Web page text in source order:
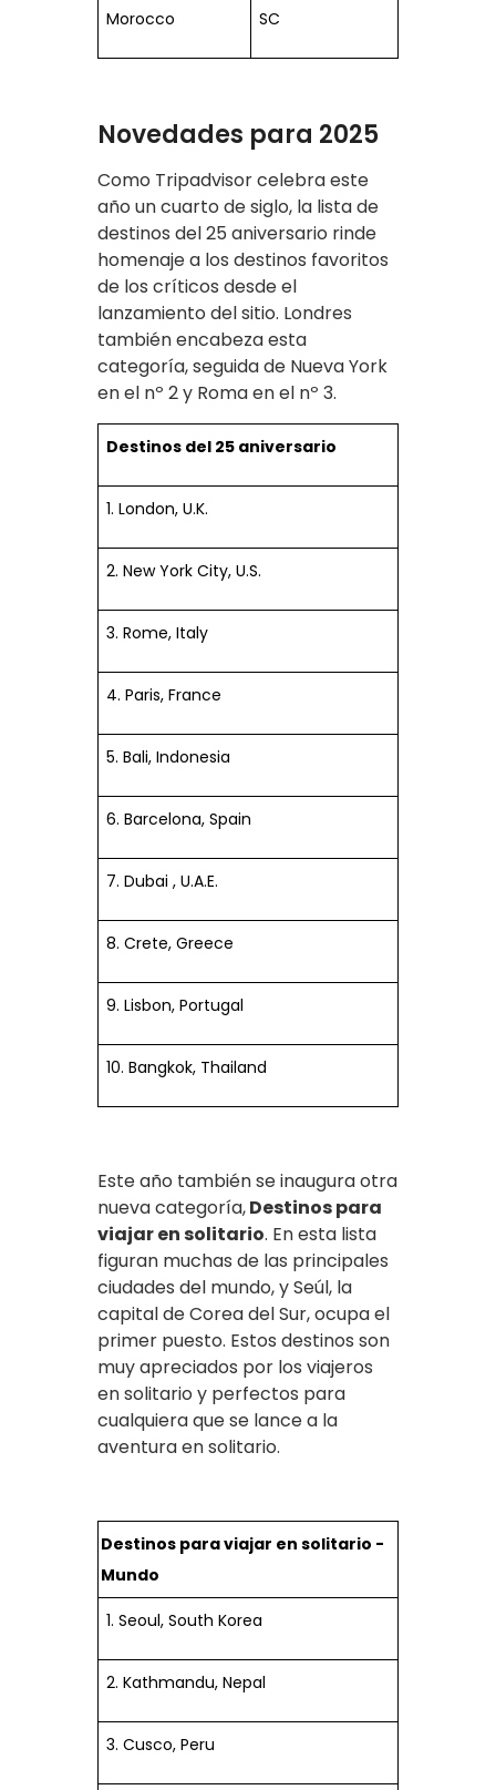
Morocco
SC
Novedades para 2025
Como Tripadvisor celebra este
año un cuarto de siglo, la lista de
destinos del 25 aniversario rinde
homenaje a los destinos favoritos
de los críticos desde el
lanzamiento del sitio. Londres
también encabeza esta
categoría, seguida de Nueva York
en el nº 2 y Roma en el nº 3.
Destinos del 25 aniversario
1. London, U.K.
2. New York City, U.S.
3. Rome, Italy
4. Paris, France
5. Bali, Indonesia
6. Barcelona, Spain
7. Dubai , U.A.E.
8. Crete, Greece
9. Lisbon, Portugal
10. Bangkok, Thailand
Este año también se inaugura otra
nueva categoría,Destinos para
viajar en solitario. En esta lista
figuran muchas de las principales
ciudades del mundo, y Seúl, la
capital de Corea del Sur, ocupa el
primer puesto. Estos destinos son
muy apreciados por los viajeros
en solitario y perfectos para
cualquiera que se lance a la
aventura en solitario.
Destinos para viajar en solitario -
Mundo
1. Seoul, South Korea
2. Kathmandu, Nepal
3. Cusco, Peru